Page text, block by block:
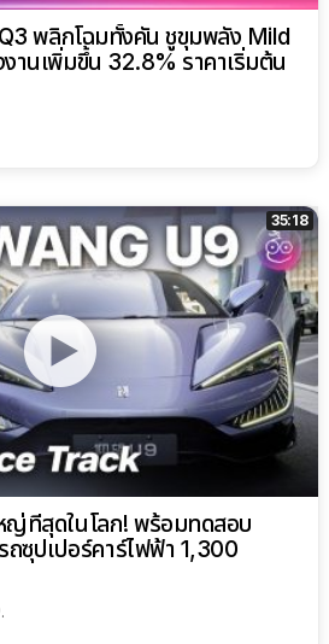
พลิกโฉมทั้งคัน ชูขุมพลัง Mild
านเพิ่มขึ้น 32.8% ราคาเริ่มต้น
35:18
ญ่ที่สุดในโลก! พร้อมทดสอบ
ซุปเปอร์คาร์ไฟฟ้า 1,300